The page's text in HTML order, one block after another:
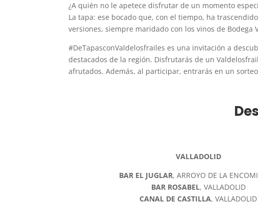
¿A quién no le apetece disfrutar de un momento
La tapa: ese bocado que, con el tiempo, ha
versiones, siempre maridado con los vinos de Bodega
#DeTapasconValdelosfrailes es una invitación a
destacados de la región. Disfrutarás de un
afrutados. Además, al participar, entrarás en un
VALLADOLID
BAR EL JUGLAR, ARROYO DE LA
BAR ROSABEL, VALLADOLID
CANAL DE CASTILLA, VALLADOLID